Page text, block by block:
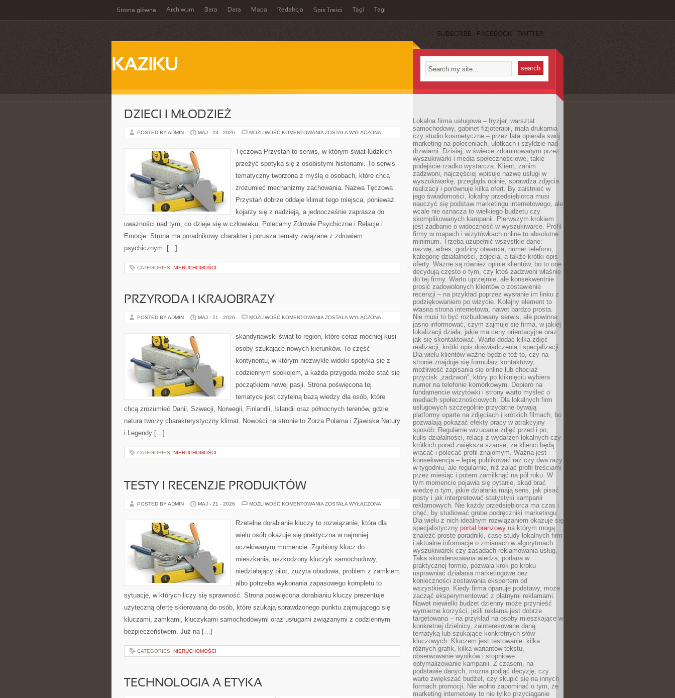
Strona główna Archiwum Bata Data Mapa Redakcja Spis Treści Tagi Tagi
SUBSCRIBE FACEBOOK TWITTER
KAZIKU
DZIECI I MŁODZIEŻ
POSTED BY ADMIN MAJ - 23 - 2026 MOŻLIWOŚĆ KOMENTOWANIA DZIECI
ZOSTAŁA WYŁĄCZONA
Tęczowa Przystań to serwis, w którym świat ludzkich
przeżyć spotyka się z osobistymi historiami. To serwis
tematyczny tworzona z myślą o osobach, które chcą
zrozumieć mechanizmy zachowania. Nazwa Tęczowa
Przystań dobrze oddaje klimat tego miejsca, ponieważ
kojarzy się z nadzieją, a jednocześnie zaprasza do
uważności nad tym, co dzieje się w człowieku. Polecamy Zdrowie Psychiczne i Relacje i
Emocje. Strona ma poradnikowy charakter i porusza tematy związane z zdrowiem
psychicznym. […]
CATEGORIES: NIERUCHOMOŚCI
PRZYRODA I KRAJOBRAZY
POSTED BY ADMIN MAJ - 21 - 2026 MOŻLIWOŚĆ KOMENTOWANIA PRZYRODA
ZOSTAŁA WYŁĄCZONA
skandynawski świat to region, które coraz mocniej kusi
osoby szukające nowych kierunków. To część
kontynentu, w którym niezwykłe widoki spotyka się z
codziennym spokojem, a każda przygoda może stać się
początkiem nowej pasji. Strona poświęcona tej
tematyce jest czytelną bazą wiedzy dla osób, które
chcą zrozumieć Danii, Szwecji, Norwegii, Finlandii, Islandii oraz północnych terenów, gdzie
natura tworzy charakterystyczny klimat. Nowości na stronie to Zorza Polarna i Zjawiska Natury
i Legendy […]
CATEGORIES: NIERUCHOMOŚCI
TESTY I RECENZJE PRODUKTÓW
POSTED BY ADMIN MAJ - 21 - 2026 MOŻLIWOŚĆ KOMENTOWANIA TESTY
PRODUKTÓW
ZOSTAŁA WYŁĄCZONA
Rzetelne dorabianie kluczy to rozwiązanie, która dla
wielu osób okazuje się praktyczna w najmniej
oczekiwanym momencie. Zgubiony klucz do
mieszkania, uszkodzony kluczyk samochodowy,
niedziałający pilot, zużyta obudowa, problem z zamkiem
albo potrzeba wykonania zapasowego kompletu to
sytuacje, w których liczy się sprawność. Strona poświęcona dorabianiu kluczy prezentuje
użyteczną ofertę skierowaną do osób, które szukają sprawdzonego punktu zajmującego się
kluczami, zamkami, kluczykami samochodowymi oraz usługami związanymi z codziennym
bezpieczeństwem. Już na […]
CATEGORIES: NIERUCHOMOŚCI
TECHNOLOGIA A ETYKA
Lokalna firma usługowa – fryzjer, warsztat
samochodowy, gabinet fizjoterapii, mała drukarnia
czy studio kosmetyczne – przez lata opierała swój
marketing na poleceniach, ulotkach i szyldzie nad
drzwiami. Dzisiaj, w świecie zdominowanym przez
wyszukiwarki i media społecznościowe, takie
podejście rzadko wystarcza. Klient, zanim
zadzwoni, najczęściej wpisuje nazwę usługi w
wyszukiwarkę, przegląda opinie, sprawdza zdjęcia
realizacji i porównuje kilka ofert. By zaistnieć w
jego świadomości, lokalny przedsiębiorca musi
nauczyć się podstaw marketingu internetowego, ale
wcale nie oznacza to wielkiego budżetu czy
skomplikowanych kampanii. Pierwszym krokiem
jest zadbanie o widoczność w wyszukiwarce. Profil
firmy w mapach i wizytówkach online to absolutne
minimum. Trzeba uzupełnić wszystkie dane:
nazwę, adres, godziny otwarcia, numer telefonu,
kategorię działalności, zdjęcia, a także krótki opis
oferty. Ważne są również opinie klientów, bo to one
decydują często o tym, czy ktoś zadzwoni właśnie
do tej firmy. Warto uprzejmie, ale konsekwentnie
prosić zadowolonych klientów o zostawienie
recenzji – na przykład poprzez wysłanie im linku z
podziękowaniem po wizycie. Kolejny element to
własna strona internetowa, nawet bardzo prosta.
Nie musi to być rozbudowany serwis, ale powinna
jasno informować, czym zajmuje się firma, w jakiej
lokalizacji działa, jakie ma ceny orientacyjne oraz
jak się skontaktować. Warto dodać kilka zdjęć
realizacji, krótki opis doświadczenia i specjalizacji.
Dla wielu klientów ważne będzie też to, czy na
stronie znajduje się formularz kontaktowy,
możliwość zapisania się online lub chociaż
przycisk „zadzwoń”, który po kliknięciu wybiera
numer na telefonie komórkowym. Dopiero na
fundamencie wizytówki i strony warto myśleć o
mediach społecznościowych. Dla lokalnych firm
usługowych szczególnie przydatne bywają
platformy oparte na zdjęciach i krótkich filmach, bo
pozwalają pokazać efekty pracy w atrakcyjny
sposób. Regularne wrzucanie zdjęć przed i po,
kulis działalności, relacji z wydarzeń lokalnych czy
krótkich porad zwiększa szanse, że klienci będą
wracać i polecać profil znajomym. Ważna jest
konsekwencja – lepiej publikować raz czy dwa razy
w tygodniu, ale regularnie, niż zalać profil treściami
przez miesiąc i potem zamilknąć na pół roku. W
tym momencie pojawia się pytanie, skąd brać
wiedzę o tym, jakie działania mają sens, jak pisać
posty i jak interpretować statystyki kampanii
reklamowych. Nie każdy przedsiębiorca ma czas i
chęć, by studiować grube podręczniki marketingu.
Dla wielu z nich idealnym rozwiązaniem okazuje się
specjalistyczny portal branżowy na którym mogą
znaleźć proste poradniki, case study lokalnych firm
i aktualne informacje o zmianach w algorytmach
wyszukiwarek czy zasadach reklamowania usług.
Taka skondensowana wiedza, podana w
praktycznej formie, pozwala krok po kroku
usprawniać działania marketingowe bez
konieczności zostawania ekspertem od
wszystkiego. Kiedy firma opanuje podstawy, może
zacząć eksperymentować z płatnymi reklamami.
Nawet niewielki budżet dzienny może przynieść
wymierne korzyści, jeśli reklama jest dobrze
targetowana – na przykład na osoby mieszkające w
konkretnej dzielnicy, zainteresowane daną
tematyką lub szukające konkretnych słów
kluczowych. Kluczem jest testowanie: kilka
różnych grafik, kilka wariantów tekstu,
obserwowanie wyników i stopniowe
optymalizowanie kampanii. Z czasem, na
podstawie danych, można podjąć decyzję, czy
warto zwiększać budżet, czy skupić się na innych
formach promocji. Nie wolno zapominać o tym, że
marketing internetowy to nie tylko przyciąganie